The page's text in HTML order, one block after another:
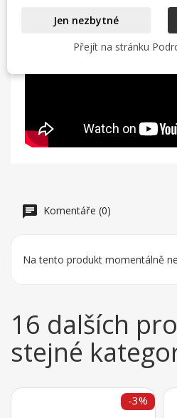
napětí 230 V
Komentáře (0)
Na tento produkt momentálně
16 dalších
stejné
-3%
Jen nezbytné
Přejít na stránku